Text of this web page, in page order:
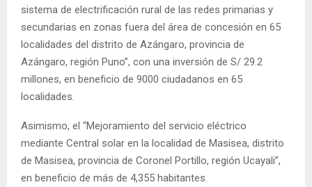
sistema de electrificación rural de las redes primarias y
secundarias en zonas fuera del área de concesión en 65
localidades del distrito de Azángaro, provincia de
Azángaro, región Puno”, con una inversión de S/ 29.2
millones, en beneficio de 9000 ciudadanos en 65
localidades.
Asimismo, el “Mejoramiento del servicio eléctrico
mediante Central solar en la localidad de Masisea, distrito
de Masisea, provincia de Coronel Portillo, región Ucayali”,
en beneficio de más de 4,355 habitantes.